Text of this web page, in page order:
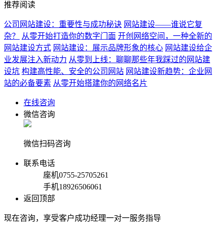
推荐阅读
公司网站建设：重要性与成功秘诀 网站建设——谁说它复
杂？
从零开始打造你的数字门面 开创网络空间，一种全新的
网站建设方式 网站建设：展示品牌形象的核心 网站建设给企
业发展注入新动力 从零到上线：聊聊那些年我踩过的网站建
设坑 构建高性能、安全的公司网站 网站建设新趋势：企业网
站的必备要素 从零开始搭建你的网络名片
在线咨询
微信咨询
微信扫码咨询
联系电话
座机0755-25705261
手机18926506061
返回顶部
现在咨询，享受客户成功经理一对一服务指导